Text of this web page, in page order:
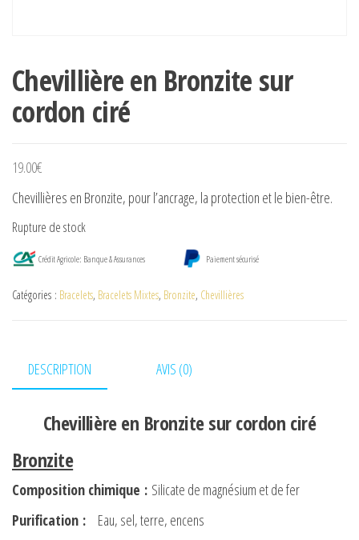
Chevillière en Bronzite sur
cordon ciré
19.00€
Chevillières en Bronzite, pour l’ancrage, la protection et le bien-être.
Rupture de stock
Crédit Agricole: Banque & Assurances Paiement sécurisé
Catégories : Bracelets, Bracelets Mixtes, Bronzite, Chevillières
DESCRIPTION AVIS (0)
Chevillière en Bronzite sur cordon ciré
Bronzite
Composition chimique : Silicate de magnésium et de fer
Purification :
Eau, sel, terre, encens